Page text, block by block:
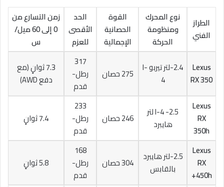
الطراز
الفني
نوع المحرك
ومنظومة
الحركة
القوة
الحصانية
الإجمالية
الحد
الأقصى
للعزم
زمن التسارع من
0 إلى 60 ميل/
س
Lexus
RX 350
2.4-لتر تيربو I-
4
275 حصان
317
رطل-
قدم
7.3 ثوانٍ (مع
دفع AWD)
Lexus
RX
350h
2.5- I-4 لتر
هايبرد
246 حصان
233
رطل-
قدم
7.4 ثوانٍ
Lexus
RX
450h+
2.5-لتر هايبرد
بالقابس
304 حصان
168
رطل-
قدم
5.8 ثوانٍ